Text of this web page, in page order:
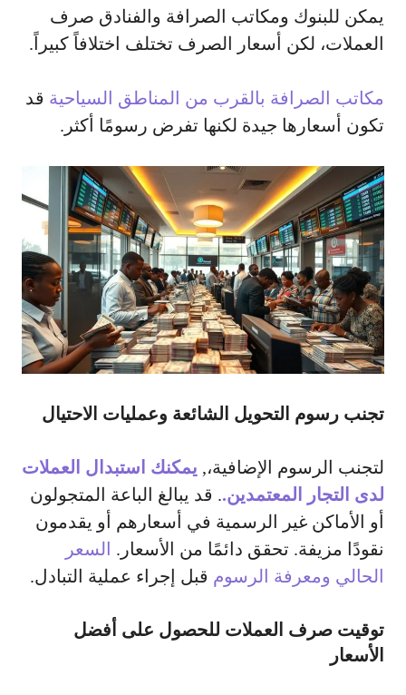
يمكن للبنوك ومكاتب الصرافة والفنادق صرف
العملات، لكن أسعار الصرف تختلف اختلافاً كبيراً.
مكاتب الصرافة بالقرب من المناطق السياحية قد
تكون أسعارها جيدة لكنها تفرض رسومًا أكثر.
تجنب رسوم التحويل الشائعة وعمليات الاحتيال
لتجنب الرسوم الإضافية،, يمكنك استبدال العملات
لدى التجار المعتمدين.. قد يبالغ الباعة المتجولون
أو الأماكن غير الرسمية في أسعارهم أو يقدمون
نقودًا مزيفة. تحقق دائمًا من الأسعار. السعر
الحالي ومعرفة الرسوم قبل إجراء عملية التبادل.
توقيت صرف العملات للحصول على أفضل
الأسعار